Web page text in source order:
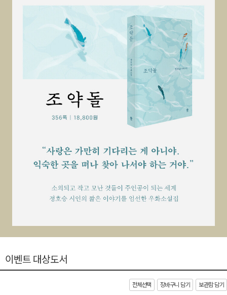
이벤트 대상도서
전체선택 장바구니 담기 보관함 담기